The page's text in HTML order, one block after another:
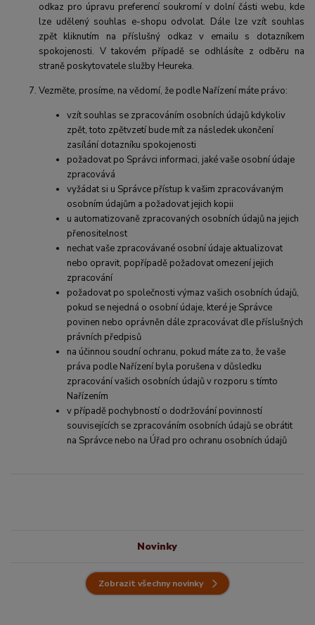
Novinky
Zobrazit všechny novinky
odkaz pro úpravu preferencí soukromí v dolní části webu, kde
lze udělený souhlas e-shopu odvolat. Dále lze vzít souhlas
zpět kliknutím na příslušný odkaz v emailu s dotazníkem
spokojenosti. V takovém případě se odhlásíte z odběru na
straně poskytovatele služby Heureka.
Vezměte, prosíme, na vědomí, že podle Nařízení máte právo:
vzít souhlas se zpracováním osobních údajů kdykoliv
zpět, toto zpětvzetí bude mít za následek ukončení
zasílání dotazníku spokojenosti
požadovat po Správci informaci, jaké vaše osobní údaje
zpracovává
vyžádat si u Správce přístup k vašim zpracovávaným
osobním údajům a požadovat jejich kopii
u automatizovaně zpracovaných osobních údajů na jejich
přenositelnost
nechat vaše zpracovávané osobní údaje aktualizovat
nebo opravit, popřípadě požadovat omezení jejich
zpracování
požadovat po společnosti výmaz vašich osobních údajů,
pokud se nejedná o osobní údaje, které je Správce
povinen nebo oprávněn dále zpracovávat dle příslušných
právních předpisů
na účinnou soudní ochranu, pokud máte za to, že vaše
práva podle Nařízení byla porušena v důsledku
zpracování vašich osobních údajů v rozporu s tímto
Nařízením
v případě pochybností o dodržování povinností
souvisejících se zpracováním osobních údajů se obrátit
na Správce nebo na Úřad pro ochranu osobních údajů